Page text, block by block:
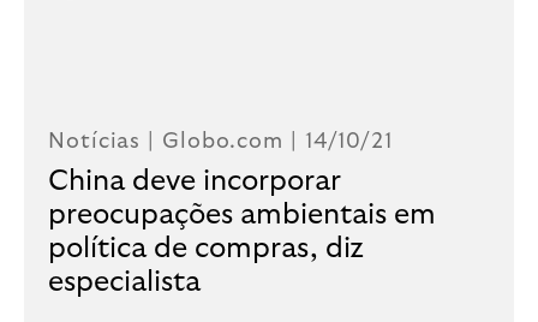
Notícias | Globo.com | 14/10/21
China deve incorporar
preocupações ambientais em
política de compras, diz
especialista